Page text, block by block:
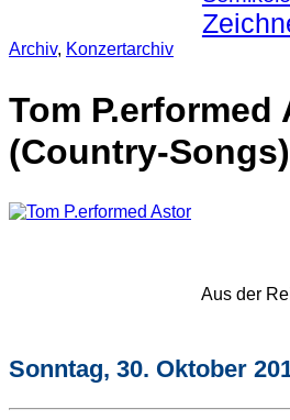
Archiv, Konzertarchiv
Tom P.erformed
(Country-Songs)
Aus der
Sonntag, 30. Oktober